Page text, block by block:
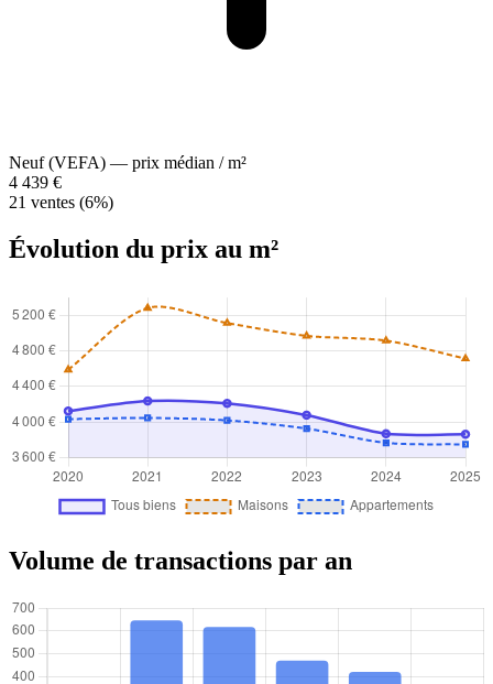
Neuf (VEFA) — prix médian / m²
4 439 €
21 ventes (6%)
Évolution du prix au m²
Volume de transactions par an